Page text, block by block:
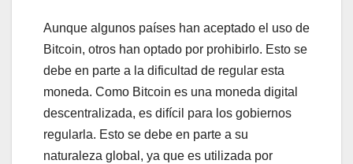
Aunque algunos países han aceptado el uso de
Bitcoin, otros han optado por prohibirlo. Esto se
debe en parte a la dificultad de regular esta
moneda. Como Bitcoin es una moneda digital
descentralizada, es difícil para los gobiernos
regularla. Esto se debe en parte a su
naturaleza global, ya que es utilizada por